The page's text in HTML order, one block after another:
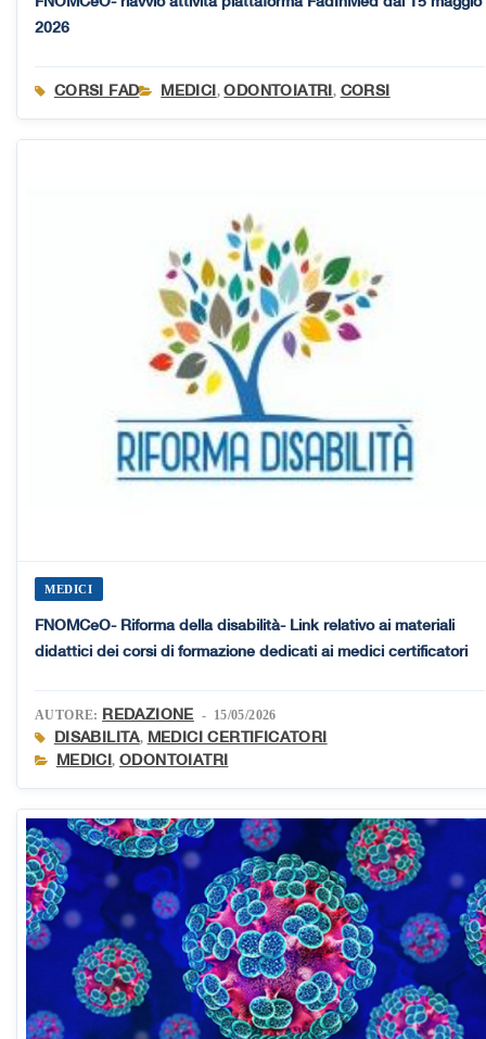
2026
CORSI FAD MEDICI ,ODONTOIATRI , CORSI
MEDICI
FNOMCeO- Riforma della disabilità- Link relativo ai materiali
didattici dei corsi di formazione dedicati ai medici certificatori
AUTORE: REDAZIONE - 15/05/2026
DISABILITA, MEDICI CERTIFICATORI
MEDICI,ODONTOIATRI